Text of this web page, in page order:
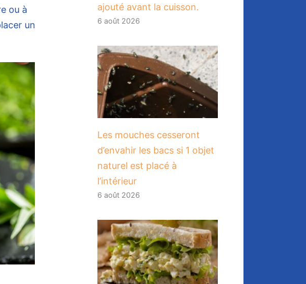
ou à
un
ajouté avant la cuisson.
6 août 2026
Les mouches cesseront
d’envahir les bacs si 1 objet
naturel est placé à
l’intérieur
6 août 2026